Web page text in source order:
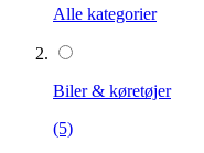
Alle kategorier
Biler & køretøjer
(5)